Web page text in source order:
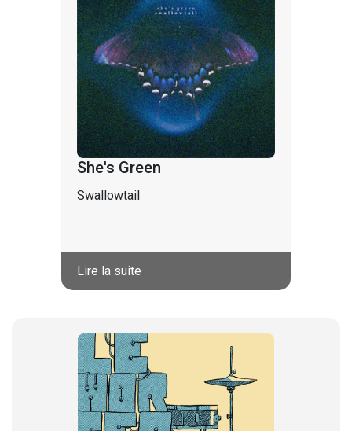
She's Green
Swallowtail
Lire la suite